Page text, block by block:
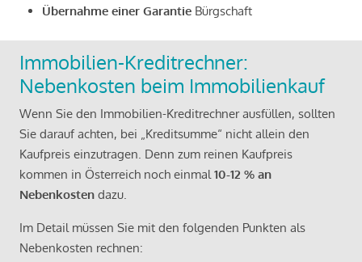
Übernahme einer Garantie Bürgschaft
Immobilien-Kreditrechner:
Nebenkosten beim Immobilienkauf
Wenn Sie den Immobilien-Kreditrechner ausfüllen, sollten
Sie darauf achten, bei „Kreditsumme“ nicht allein den
Kaufpreis einzutragen. Denn zum reinen Kaufpreis
kommen in Österreich noch einmal10-12 % an
Nebenkosten dazu.
Im Detail müssen Sie mit den folgenden Punkten als
Nebenkosten rechnen: